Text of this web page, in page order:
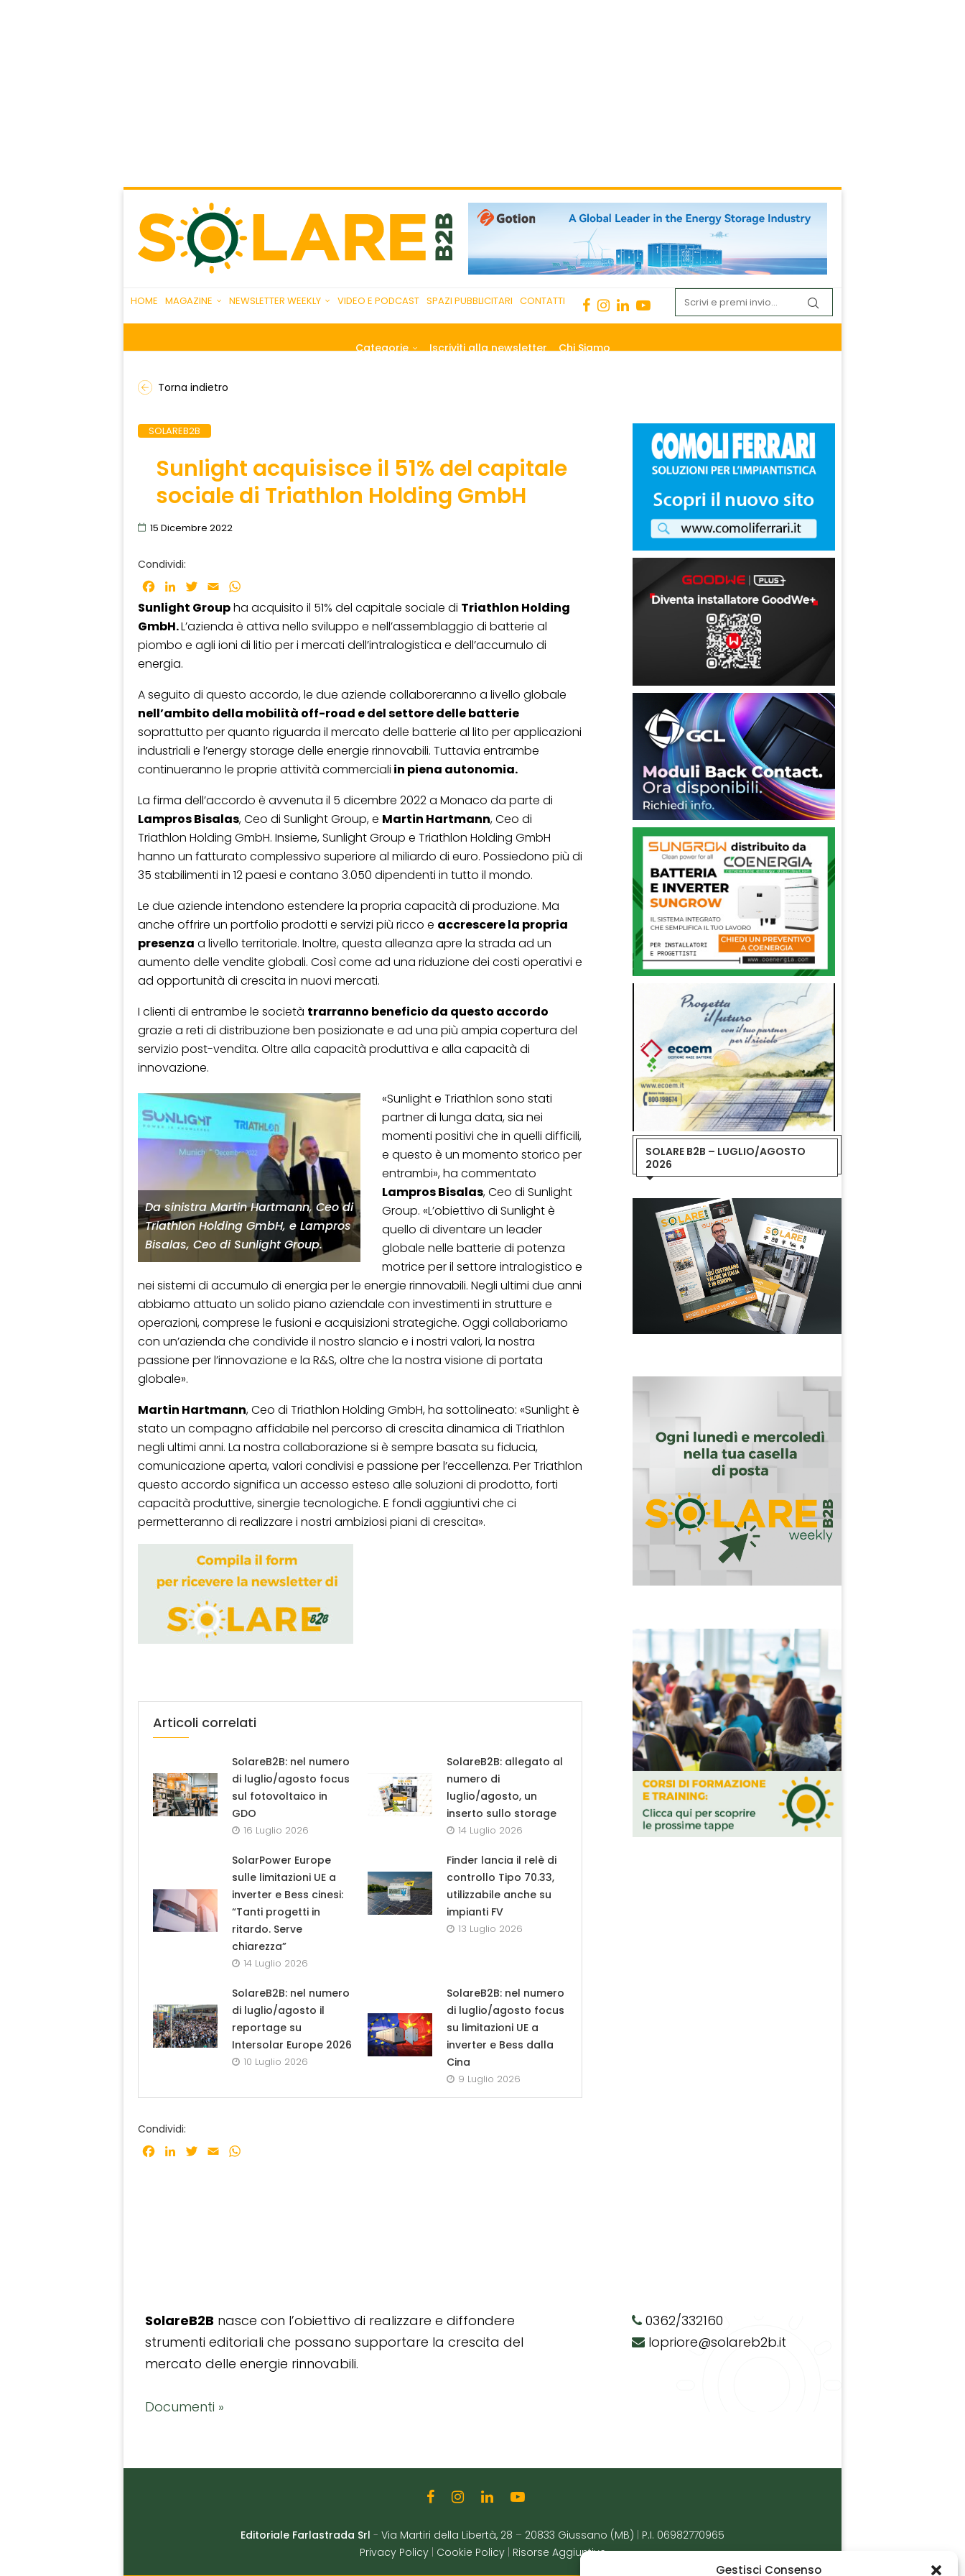
Gestisci Consenso
HOME MAGAZINE NEWSLETTER WEEKLY VIDEO E PODCAST SPAZI PUBBLICITARI CONTATTI
Categorie Iscriviti alla newsletter Chi Siamo
Torna indietro
SOLAREB2B
Sunlight acquisisce il 51% del capitale
sociale di Triathlon Holding GmbH
15 Dicembre 2022
Condividi:
Facebook
LinkedInTwitter
Email
Sunlight Groupha acquisito il 51% del capitale sociale di Triathlon Holding
GmbH.L’azienda è attiva nello sviluppo e nell’assemblaggio di batterie al
piombo e agli ioni di litio per i mercati dell’intralogistica e dell’accumulo di
energia.
A seguito di questo accordo, le due aziende collaboreranno a livello globale
nell’ambito della mobilità off-road e del settore delle batterie
soprattutto per quanto riguarda il mercato delle batterie al lito per applicazioni
industriali e l’energy storage delle energie rinnovabili. Tuttavia entrambe
continueranno le proprie attività commerciali in piena autonomia.
La firma dell’accordo è avvenuta il 5 dicembre 2022 a Monaco da parte di
Lampros Bisalas, Ceo di Sunlight Group, e Martin Hartmann, Ceo di
Triathlon Holding GmbH. Insieme, Sunlight Group e Triathlon Holding GmbH
hanno un fatturato complessivo superiore al miliardo di euro. Possiedono più di
35 stabilimenti in 12 paesi e contano 3.050 dipendenti in tutto il mondo.
Le due aziende intendono estendere la propria capacità di produzione. Ma
anche offrire un portfolio prodotti e servizi più ricco e accrescere la propria
presenza a livello territoriale. Inoltre, questa alleanza apre la strada ad un
aumento delle vendite globali. Così come ad una riduzione dei costi operativi e
ad opportunità di crescita in nuovi mercati.
I clienti di entrambe le società trarranno beneficio da questo accordo
grazie a reti di distribuzione ben posizionate e ad una più ampia copertura del
servizio post-vendita. Oltre alla capacità produttiva e alla capacità di
innovazione.
Da sinistra Martin Hartmann, Ceo di
Triathlon Holding GmbH, e Lampros
Bisalas, Ceo di Sunlight Group.
«Sunlight e Triathlon sono stati
partner di lunga data, sia nei
momenti positivi che in quelli difficili,
e questo è un momento storico per
entrambi», ha commentato
Lampros Bisalas, Ceo di Sunlight
Group. «L’obiettivo di Sunlight è
quello di diventare un leader
globale nelle batterie di potenza
motrice per il settore intralogistico e
nei sistemi di accumulo di energia per le energie rinnovabili. Negli ultimi due anni
abbiamo attuato un solido piano aziendale con investimenti in strutture e
operazioni, comprese le fusioni e acquisizioni strategiche. Oggi collaboriamo
con un’azienda che condivide il nostro slancio e i nostri valori, la nostra
passione per l’innovazione e la R&S, oltre che la nostra visione di portata
globale».
Martin Hartmann, Ceo di Triathlon Holding GmbH, ha sottolineato: «Sunlight è
stato un compagno affidabile nel percorso di crescita dinamica di Triathlon
negli ultimi anni. La nostra collaborazione si è sempre basata su fiducia,
comunicazione aperta, valori condivisi e passione per l’eccellenza. Per Triathlon
questo accordo significa un accesso esteso alle soluzioni di prodotto, forti
capacità produttive, sinergie tecnologiche. E fondi aggiuntivi che ci
permetteranno di realizzare i nostri ambiziosi piani di crescita».
Articoli correlati
SolareB2B: nel numero
di luglio/agosto focus
sul fotovoltaico in
GDO
16 Luglio 2026
SolareB2B: allegato al
numero di
luglio/agosto, un
inserto sullo storage
14 Luglio 2026
SolarPower Europe
sulle limitazioni UE a
inverter e Bess cinesi:
“Tanti progetti in
ritardo. Serve
chiarezza”
14 Luglio 2026
Finder lancia il relè di
controllo Tipo 70.33,
utilizzabile anche su
impianti FV
13 Luglio 2026
SolareB2B: nel numero
di luglio/agosto il
reportage su
Intersolar Europe 2026
10 Luglio 2026
SolareB2B: nel numero
di luglio/agosto focus
su limitazioni UE a
inverter e Bess dalla
Cina
9 Luglio 2026
Condividi:
Facebook
LinkedInTwitter
Email
SOLARE B2B – LUGLIO/AGOSTO
2026
SolareB2B nasce con l’obiettivo di realizzare e diffondere
strumenti editoriali che possano supportare la crescita del
mercato delle energie rinnovabili.
Documenti »
0362/332160
lopriore@solareb2b.it
Editoriale Farlastrada Srl - Via Martiri della Libertà, 28 – 20833 Giussano (MB)
P.I. 06982770965
Privacy Policy
Cookie Policy Risorse Aggiuntive